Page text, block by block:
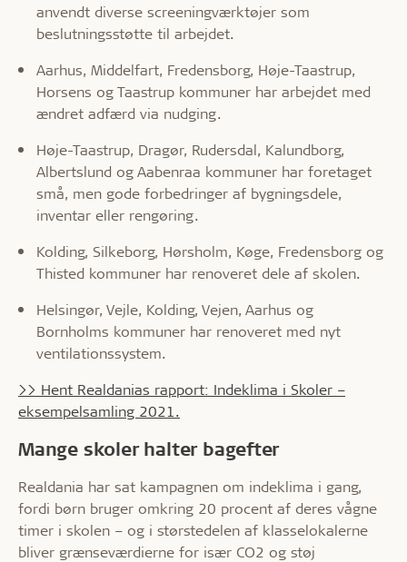
anvendt diverse screeningværktøjer som
beslutningsstøtte til arbejdet.
Aarhus, Middelfart, Fredensborg, Høje-Taastrup,
Horsens og Taastrup kommuner har arbejdet med
ændret adfærd via nudging.
Høje-Taastrup, Dragør, Rudersdal, Kalundborg,
Albertslund og Aabenraa kommuner har foretaget
små, men gode forbedringer af bygningsdele,
inventar eller rengøring.
Kolding, Silkeborg, Hørsholm, Køge, Fredensborg og
Thisted kommuner har renoveret dele af skolen.
Helsingør, Vejle, Kolding, Vejen, Aarhus og
Bornholms kommuner har renoveret med nyt
ventilationssystem.
>> Hent Realdanias rapport: Indeklima i Skoler –
eksempelsamling 2021.
Mange skoler halter bagefter
Realdania har sat kampagnen om indeklima i gang,
fordi børn bruger omkring 20 procent af deres vågne
timer i skolen – og i størstedelen af klasselokalerne
bliver grænseværdierne for især CO2 og støj